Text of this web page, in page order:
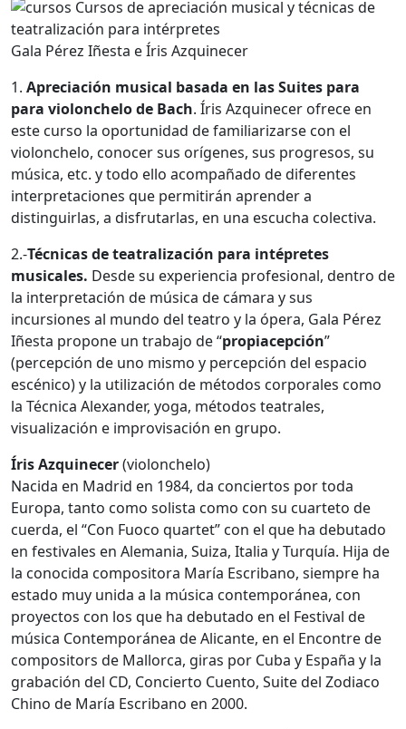
Gala Pérez Iñesta e Íris Azquinecer
1. Apreciación musical basada en las Suites para
para violonchelo de Bach. Íris Azquinecer ofrece en
este curso la oportunidad de familiarizarse con el
violonchelo, conocer sus orígenes, sus progresos, su
música, etc. y todo ello acompañado de diferentes
interpretaciones que permitirán aprender a
distinguirlas, a disfrutarlas, en una escucha colectiva.
2.-Técnicas de teatralización para intépretes
musicales. Desde su experiencia profesional, dentro de
la interpretación de música de cámara y sus
incursiones al mundo del teatro y la ópera, Gala Pérez
Iñesta propone un trabajo de “propiacepción”
(percepción de uno mismo y percepción del espacio
escénico) y la utilización de métodos corporales como
la Técnica Alexander, yoga, métodos teatrales,
visualización e improvisación en grupo.
Íris Azquinecer(violonchelo)
Nacida en Madrid en 1984, da conciertos por toda
Europa, tanto como solista como con su cuarteto de
cuerda, el “Con Fuoco quartet” con el que ha debutado
en festivales en Alemania, Suiza, Italia y Turquía. Hija de
la conocida compositora María Escribano, siempre ha
estado muy unida a la música contemporánea, con
proyectos con los que ha debutado en el Festival de
música Contemporánea de Alicante, en el Encontre de
compositors de Mallorca, giras por Cuba y España y la
grabación del CD, Concierto Cuento, Suite del Zodiaco
Chino de María Escribano en 2000.